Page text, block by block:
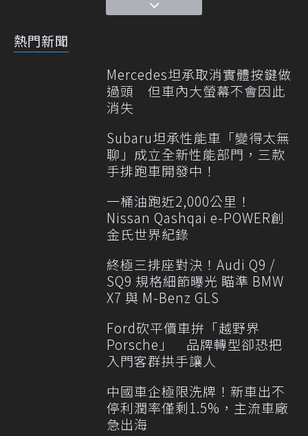
熱門新聞
Mercedes坦承取消實體按鍵做
過頭 但車內大螢幕不會因此
消失
Subaru坦承性能車「變得太無
聊」成立全新性能部門，三款
手排跑車開發中！
一桶油跑近2,000公里！
Nissan Qashqai e-POWER創
金氏世界紀錄
終極三排座對決！Audi Q9 /
SQ9 規格細節曝光 瞄準 BMW
X7 與 M-Benz GLS
Ford砍平價車拚「越野界
Porsche」 品牌轉型卻恐把
入門客群拱手讓人
中國車企極限洗牌！新車出不
停利潤率僅剩1.5%，主流車廠
急出海